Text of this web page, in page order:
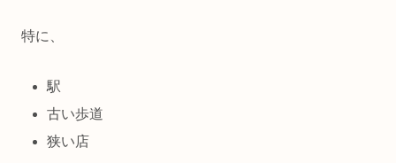
特に、
駅
古い歩道
狭い店